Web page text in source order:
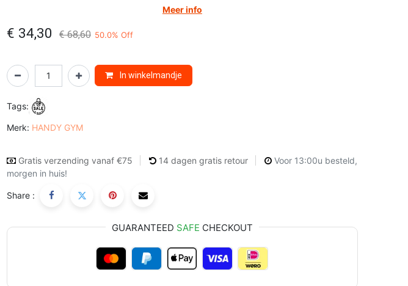
Meer info
€ 34,30 €68,60 50.0% Off
In winkelmandje
Tags:
Merk: HANDY GYM
Gratis verzending vanaf €75 14 dagen gratis retour
Voor 13:00u besteld,
morgen in huis!
Share :
GUARANTEED SAFE CHECKOUT